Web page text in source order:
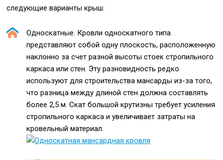
следующие варианты крыш:
Односкатные. Кровли односкатного типа
представляют собой одну плоскость, расположенную
наклонно за счет разной высоты стоек стропильного
каркаса или стен. Эту разновидность редко
используют для строительства мансарды из-за того,
что разница между длиной стен должна составлять
более 2,5 м. Скат большой крутизны требует усиления
стропильного каркаса и увеличивает затраты на
кровельный материал.